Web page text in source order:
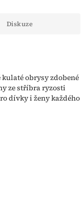
Diskuze
obrysy zdobené
ze stříbra ryzosti
dívky i ženy každého